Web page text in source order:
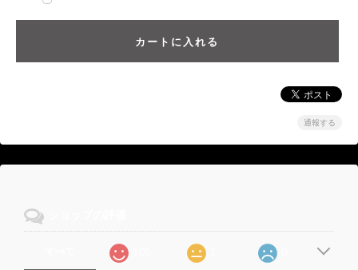
通報する